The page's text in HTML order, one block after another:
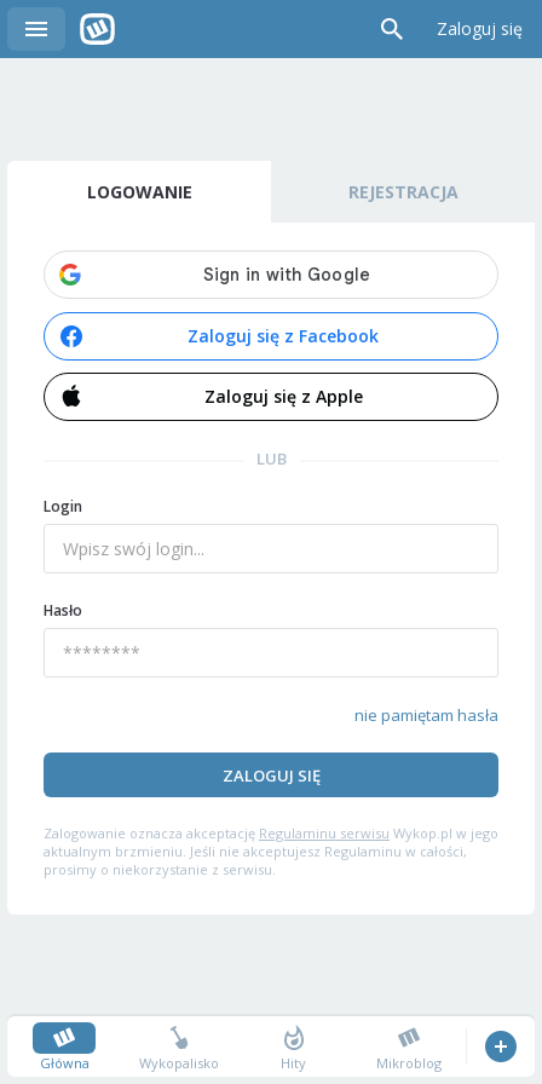
Zaloguj się
LOGOWANIE REJESTRACJA
Zaloguj się z Facebook
Zaloguj się z Apple
LUB
Login
Hasło
nie pamiętam hasła
ZALOGUJ SIĘ
Zalogowanie oznacza akceptację Regulaminu serwisu Wykop.pl w jego
aktualnym brzmieniu. Jeśli nie akceptujesz Regulaminu w całości,
prosimy o niekorzystanie z serwisu.
Główna Wykopalisko Hity Mikroblog